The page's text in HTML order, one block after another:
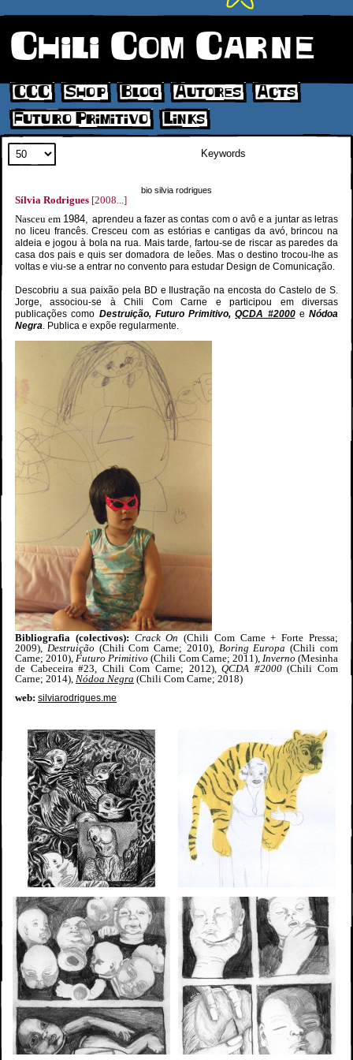
Chili Com Carne
CCC Shop Blog Autores
Acts
Futuro Primitivo
Links
bio silvia rodrigues
Sílvia Rodrigues [2008...]
Nasceu em 1984, aprendeu a fazer as contas com o avô e a juntar as letras
no liceu francês. Cresceu com as estórias e cantigas da avó, brincou na
aldeia e jogou à bola na rua. Mais tarde, fartou-se de riscar as paredes da
casa dos pais e quis ser domadora de leões. Mas o destino trocou-lhe as
voltas e viu-se a entrar no convento para estudar Design de Comunicação.
Descobriu a sua paixão pela BD e Ilustração na encosta do Castelo de S.
Jorge, associou-se à Chili Com Carne e participou em diversas
publicações como Destruição, Futuro Primitivo,QCDA #2000 e Nódoa
Negra . Publica e expõe regularmente.
Bibliografia (colectivos): Crack On (Chili Com Carne + Forte Pressa;
2009),Destruição (Chili Com Carne; 2010), Boring Europa(Chili com
Carne; 2010), Futuro Primitivo(Chili Com Carne; 2011), Inverno (Mesinha
de Cabeceira #23, Chili Com Carne; 2012),QCDA #2000(Chili Com
Carne; 2014), Nódoa Negra (Chili Com Carne; 2018)
web: silviarodrigues.me